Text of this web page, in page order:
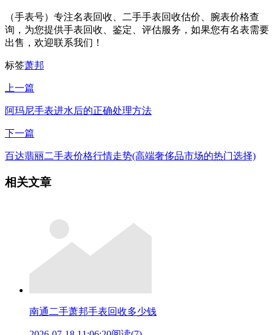
（手表号）专注名表回收、二手手表回收估价、腕表价格查
询，为您提供手表回收、鉴定、评估服务，如果您有名表需要
出售，欢迎联系我们！
标签萧邦
上一篇
阿玛尼手表进水后的正确处理方法
下一篇
百达翡丽二手表价格行情走势(高端奢侈品市场的热门选择)
相关文章
南通二手萧邦手表回收多少钱